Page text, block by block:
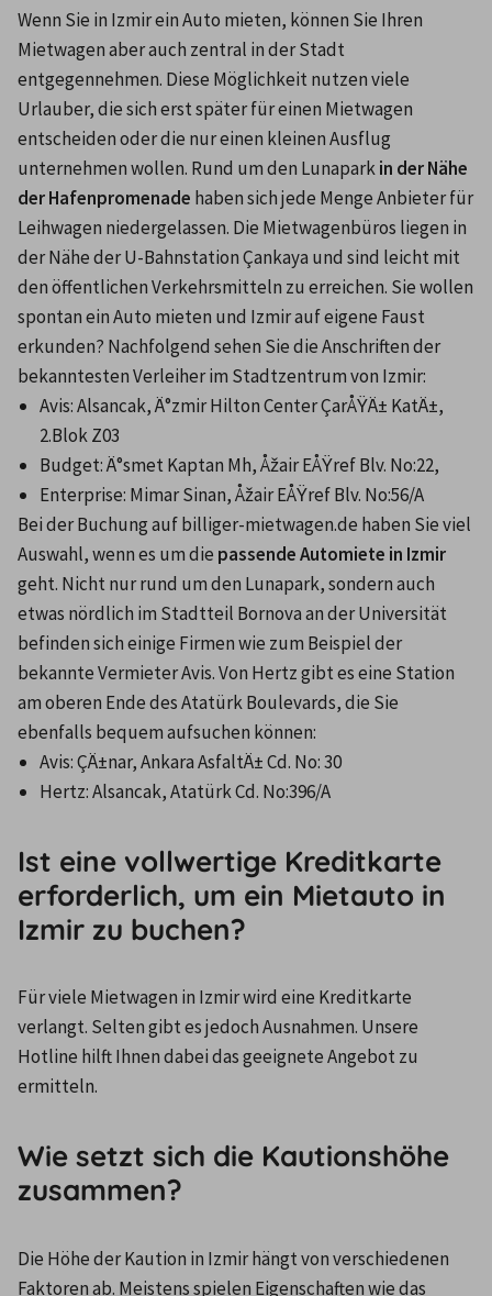
Wenn Sie in Izmir ein Auto mieten, können Sie Ihren
Mietwagen aber auch zentral in der Stadt
entgegennehmen. Diese Möglichkeit nutzen viele
Urlauber, die sich erst später für einen Mietwagen
entscheiden oder die nur einen kleinen Ausflug
unternehmen wollen. Rund um den Lunapark in der Nähe
der Hafenpromenade haben sich jede Menge Anbieter für
Leihwagen niedergelassen. Die Mietwagenbüros liegen in
der Nähe der U-Bahnstation Çankaya und sind leicht mit
den öffentlichen Verkehrsmitteln zu erreichen. Sie wollen
spontan ein Auto mieten und Izmir auf eigene Faust
erkunden? Nachfolgend sehen Sie die Anschriften der
bekanntesten Verleiher im Stadtzentrum von Izmir:
Avis: Alsancak, Ä°zmir Hilton Center ÇarÅŸÄ± KatÄ±,
2.Blok Z03
Budget: Ä°smet Kaptan Mh, Åžair EÅŸref Blv. No:22,
Enterprise: Mimar Sinan, Åžair EÅŸref Blv. No:56/A
Bei der Buchung auf billiger-mietwagen.de haben Sie viel
Auswahl, wenn es um die passende Automiete in Izmir
geht. Nicht nur rund um den Lunapark, sondern auch
etwas nördlich im Stadtteil Bornova an der Universität
befinden sich einige Firmen wie zum Beispiel der
bekannte Vermieter Avis. Von Hertz gibt es eine Station
am oberen Ende des Atatürk Boulevards, die Sie
ebenfalls bequem aufsuchen können:
Avis: ÇÄ±nar, Ankara AsfaltÄ± Cd. No: 30
Hertz: Alsancak, Atatürk Cd. No:396/A
Ist eine vollwertige Kreditkarte
erforderlich, um ein Mietauto in
Izmir zu buchen?
Für viele Mietwagen in Izmir wird eine Kreditkarte
verlangt. Selten gibt es jedoch Ausnahmen. Unsere
Hotline hilft Ihnen dabei das geeignete Angebot zu
ermitteln.
Wie setzt sich die Kautionshöhe
zusammen?
Die Höhe der Kaution in Izmir hängt von verschiedenen